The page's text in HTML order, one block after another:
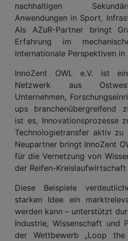
nachhaltigen
Anwendungen in Sport,
Als AZuR-Partner bringt
Erfahrung im
internationale Perspektiven in
InnoZent OWL e.V. ist ein
Netzwerk aus
Unternehmen,
ups branchenübergreifend
ist es, Innovationsprozesse
Technologietransfer aktiv zu
Neupartner bringt InnoZent
für die Vernetzung von
der Reifen-Kreislaufwirtschaft
Diese Beispiele
starken Idee ein
werden kann – unterstützt
Industrie, Wissenschaft und
der Wettbewerb „Loop